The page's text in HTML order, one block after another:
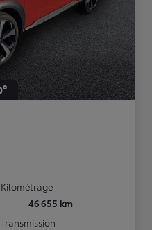
Kilométrage
46 655 km
Transmission